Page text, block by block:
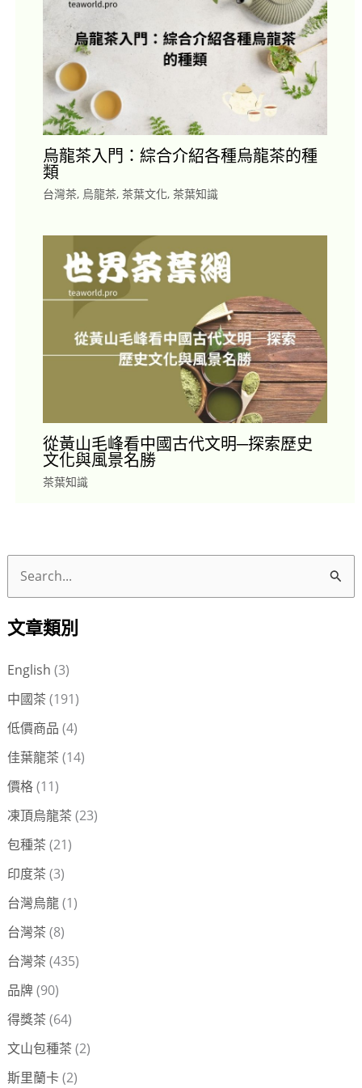
烏龍茶入門：綜合介紹各種烏龍茶的種
類
台灣茶, 烏龍茶, 茶葉文化, 茶葉知識
從黃山毛峰看中國古代文明─探索歷史
文化與風景名勝
茶葉知識
關
文章類別
English (3)
中國茶 (191)
低價商品 (4)
佳葉龍茶 (14)
價格(11)
凍頂烏龍茶 (23)
包種茶 (21)
印度茶 (3)
台灣烏龍(1)
台灣茶 (8)
台灣茶 (435)
品牌(90)
得獎茶 (64)
文山包種茶 (2)
斯里蘭卡(2)